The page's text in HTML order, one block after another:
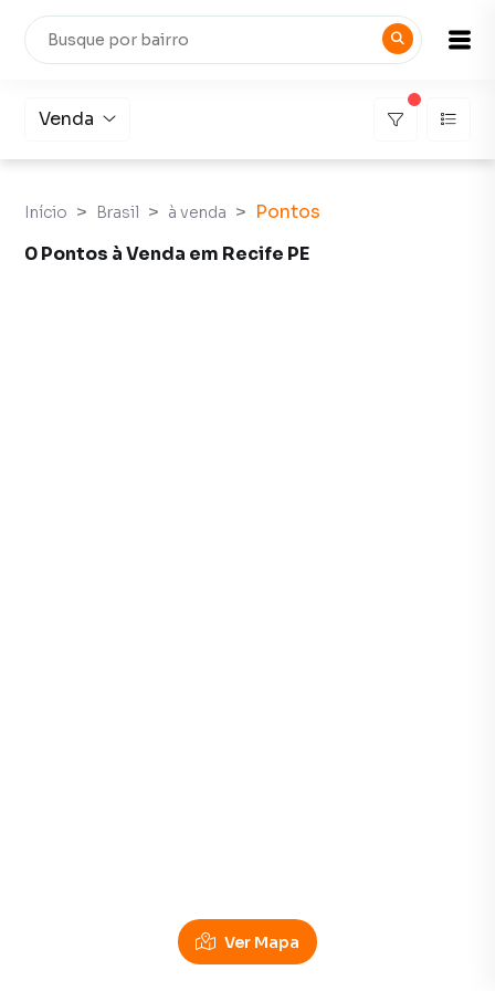
Venda
Início Brasil à venda
Pontos
0 Pontos à Venda em Recife PE
Ver Mapa